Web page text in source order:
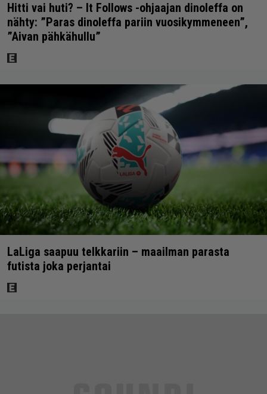
Hitti vai huti? – It Follows -ohjaajan dinoleffa on
nähty: ”Paras dinoleffa pariin vuosikymmeneen”,
”Aivan pähkähullu”
LaLiga saapuu telkkariin – maailman parasta
futista joka perjantai